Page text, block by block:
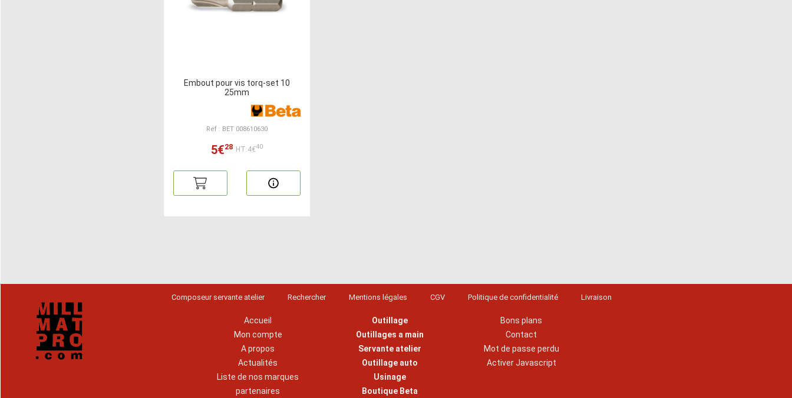
Embout pour vis torq-set 10
25mm
Ref : BET 008610630
5€28 HT:4€40
Composeur servante atelier Rechercher Mentions légales CGV Politique de confidentialité Livraison
Accueil
Mon compte
A propos
Actualités
Liste de nos marques
partenaires
Outillage
Outillages a main
Servante atelier
Outillage auto
Usinage
Boutique Beta
Bons plans
Contact
Mot de passe perdu
Activer Javascript